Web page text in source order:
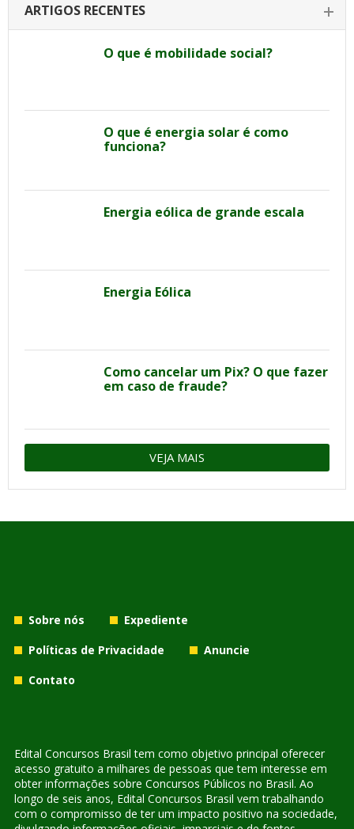
ARTIGOS RECENTES
O que é mobilidade social?
O que é energia solar é como
funciona?
Energia eólica de grande escala
Energia Eólica
Como cancelar um Pix? O que fazer
em caso de fraude?
VEJA MAIS
Sobre nós
Expediente
Políticas de Privacidade
Anuncie
Contato
Edital Concursos Brasil tem como objetivo principal oferecer
acesso gratuito a milhares de pessoas que tem interesse em
obter informações sobre Concursos Públicos no Brasil. Ao
longo de seis anos, Edital Concursos Brasil vem trabalhando
com o compromisso de ter um impacto positivo na sociedade,